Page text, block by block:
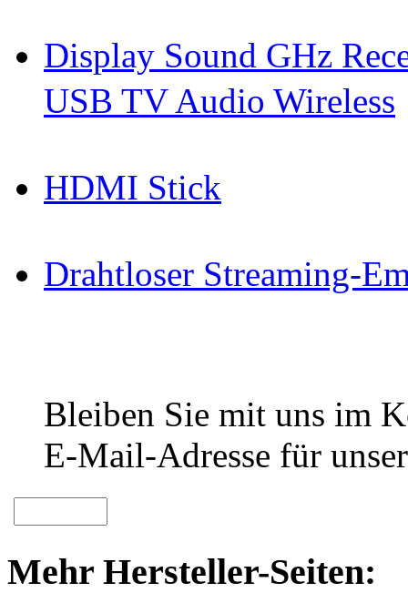
Display Sound GHz
USB TV Audio Wireless
HDMI Stick
Drahtloser Streaming-
Bleiben Sie mit uns im
E-Mail-Adresse für
Mehr Hersteller-Seiten: